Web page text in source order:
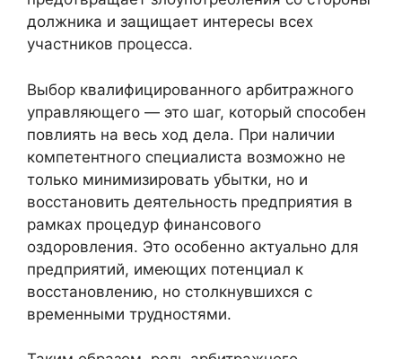
должника и защищает интересы всех
участников процесса.
Выбор квалифицированного арбитражного
управляющего — это шаг, который способен
повлиять на весь ход дела. При наличии
компетентного специалиста возможно не
только минимизировать убытки, но и
восстановить деятельность предприятия в
рамках процедур финансового
оздоровления. Это особенно актуально для
предприятий, имеющих потенциал к
восстановлению, но столкнувшихся с
временными трудностями.